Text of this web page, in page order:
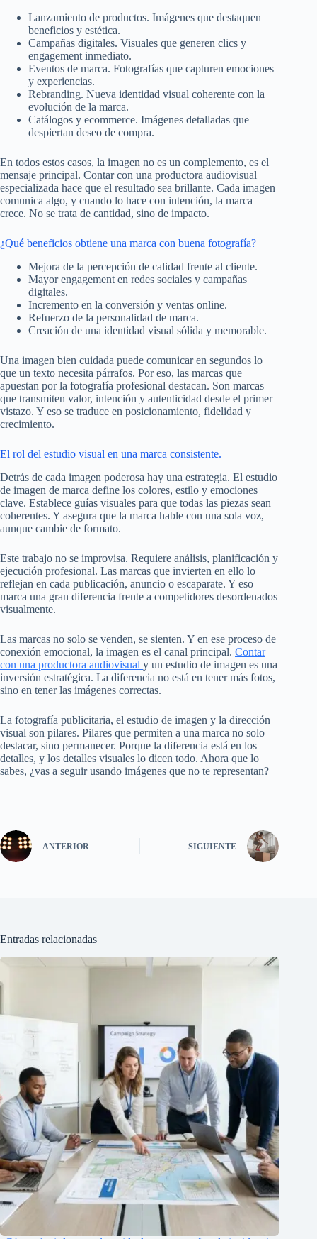
Lanzamiento de productos. Imágenes que destaquen
beneficios y estética.
Campañas digitales. Visuales que generen clics y
engagement inmediato.
Eventos de marca. Fotografías que capturen emociones
y experiencias.
Rebranding. Nueva identidad visual coherente con la
evolución de la marca.
Catálogos y ecommerce. Imágenes detalladas que
despiertan deseo de compra.
En todos estos casos, la imagen no es un complemento, es el
mensaje principal. Contar con una productora audiovisual
especializada hace que el resultado sea brillante. Cada imagen
comunica algo, y cuando lo hace con intención, la marca
crece. No se trata de cantidad, sino de impacto.
¿Qué beneficios obtiene una marca con buena fotografía?
Mejora de la percepción de calidad frente al cliente.
Mayor engagement en redes sociales y campañas
digitales.
Incremento en la conversión y ventas online.
Refuerzo de la personalidad de marca.
Creación de una identidad visual sólida y memorable.
Una imagen bien cuidada puede comunicar en segundos lo
que un texto necesita párrafos. Por eso, las marcas que
apuestan por la fotografía profesional destacan. Son marcas
que transmiten valor, intención y autenticidad desde el primer
vistazo. Y eso se traduce en posicionamiento, fidelidad y
crecimiento.
El rol del estudio visual en una marca consistente.
Detrás de cada imagen poderosa hay una estrategia. El estudio
de imagen de marca define los colores, estilo y emociones
clave. Establece guías visuales para que todas las piezas sean
coherentes. Y asegura que la marca hable con una sola voz,
aunque cambie de formato.
Este trabajo no se improvisa. Requiere análisis, planificación y
ejecución profesional. Las marcas que invierten en ello lo
reflejan en cada publicación, anuncio o escaparate. Y eso
marca una gran diferencia frente a competidores desordenados
visualmente.
Las marcas no solo se venden, se sienten. Y en ese proceso de
conexión emocional, la imagen es el canal principal. Contar
con una productora audiovisual y un estudio de imagen es una
inversión estratégica. La diferencia no está en tener más fotos,
sino en tener las imágenes correctas.
La fotografía publicitaria, el estudio de imagen y la dirección
visual son pilares. Pilares que permiten a una marca no solo
destacar, sino permanecer. Porque la diferencia está en los
detalles, y los detalles visuales lo dicen todo. Ahora que lo
sabes, ¿vas a seguir usando imágenes que no te representan?
ANTERIOR SIGUIENTE
Entradas relacionadas